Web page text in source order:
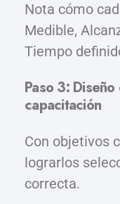
Nota cómo
Medible,
Tiempo
Paso 3:
capacitación
Con objetivos
lograrlos
correcta.